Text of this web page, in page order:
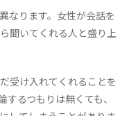
なります。女性が会話を
聞いてくれる人と盛り上
受け入れてくれることを
るつもりは無くても、